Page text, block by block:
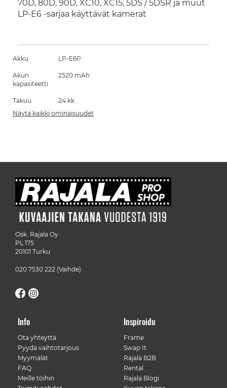
70D, 80D, 90D, XC10, XC15, 5DS / 5DSR ja muut
LP-E6 -sarjaa käyttävät kamerat
Akku LP-E6P
Akun
kapasiteetti
2520 mAh
Takuu
24 kk
Näytä kaikki ominaisuudet
Osk. Rajala Oy
PL 175
20101 Turku
020 7530 222 (Vaihde)
Info
Ota yhteyttä
Pyydä vaihtotarjous
Myymälät
FAQ
Meille töihin
Inspiroidu
Frame
Swap It
Rajala B2B
Rental
Rajala Blogi